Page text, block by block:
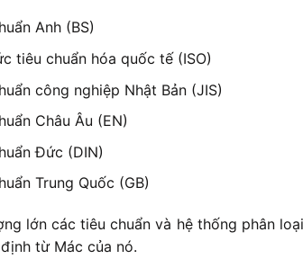
Anh (BS)
tiêu chuẩn hóa quốc tế (ISO)
công nghiệp Nhật Bản (JIS)
Châu Âu (EN)
Đức (DIN)
Trung Quốc (GB)
lớn các tiêu chuẩn và hệ thống phân
từ Mác của nó.